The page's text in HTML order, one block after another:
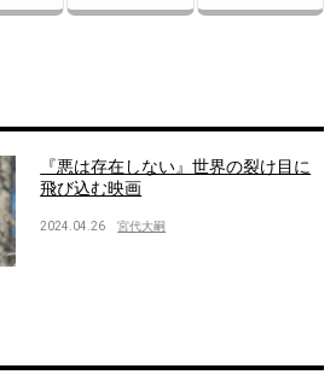
『悪は存在しない』世界の裂け目に
飛び込む映画
2024.04.26 宮代大嗣